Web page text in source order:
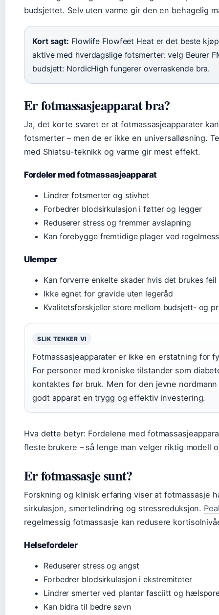
budsjettet. Selv uten varme gir den en behagelig
Kort sagt: Flowlife Flowfeet Heat er det beste
aktive med hverdagslige fotsmerter: velg Beurer
budsjett: NordicHigh fungerer overraskende bra.
Er fotmassasjeapparat bra?
Ja, det korte svaret er at fotmassasjeapparater
fotsmerter – men de er ikke en universalløsning.
med Shiatsu-teknikk og varme gir mest effekt.
Fordeler med fotmassasjeapparat
Lindrer fotsmerter og stivhet
Forbedrer blodsirkulasjon i føtter og legger
Reduserer stress og fremmer avslapning
Kan forebygge fremtidige plager ved
Ulemper
Kan forverre enkelte skader hvis det brukes feil
Ikke egnet for gravide uten legeråd
Kvalitetsforskjeller store mellom budsjett- og
SLIK TENKER VI
Fotmassasjeapparater er ikke en erstatning for
For personer med kroniske tilstander som
kontaktes før bruk. Men for den jevne
godt apparat en trygg og effektiv investering.
Hva dette betyr: Fordelene med
fleste brukere – så lenge man velger riktig modell
Er fotmassasje sunt?
Forskning og klinisk erfaring viser at fotmassasje
sirkulasjon, smertelindring og stressreduksjon.
regelmessig fotmassasje kan redusere
Helsefordeler
Reduserer stress og angst
Forbedrer blodsirkulasjon i ekstremiteter
Lindrer smerter ved plantar fasciitt og
Kan bidra til bedre søvn